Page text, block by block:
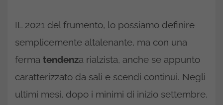
IL 2021 del frumento, lo possiamo definire
semplicemente altalenante, ma con una
ferma tendenza rialzista, anche se appunto
caratterizzato da sali e scendi continui. Negli
ultimi mesi, dopo i minimi di inizio settembre,